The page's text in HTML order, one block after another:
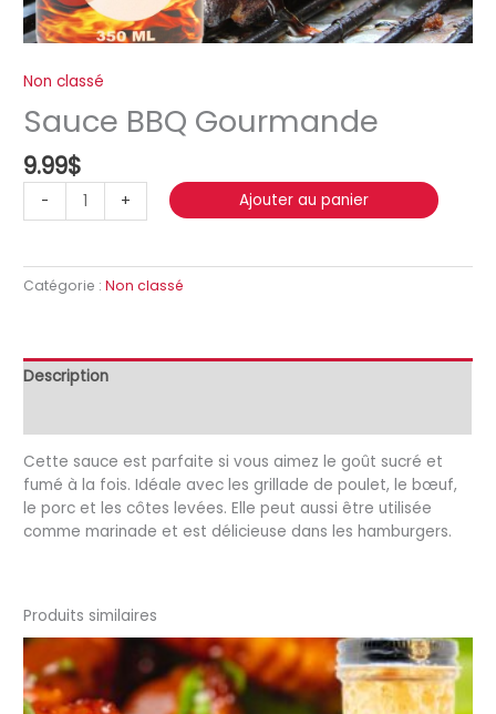
Non classé
Sauce BBQ Gourmande
9.99$
-
quantité
de
BBQ
Gourmande
+ Ajouter au panier
Catégorie :Non classé
Description
Cette sauce est parfaite si vous aimez le goût sucré et
fumé à la fois. Idéale avec les grillade de poulet, le bœuf,
le porc et les côtes levées. Elle peut aussi être utilisée
comme marinade et est délicieuse dans les hamburgers.
Produits similaires